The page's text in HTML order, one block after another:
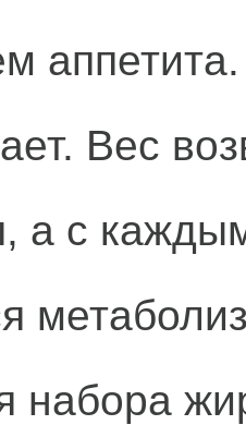
Вес
а с
набора